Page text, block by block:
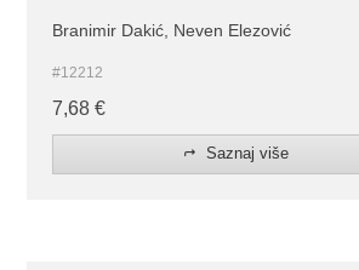
Branimir Dakić, Neven Elezović
#12212
7,68 €
Saznaj više